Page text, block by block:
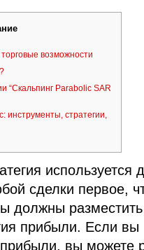
возможности
“Скальпинг Parabolic SAR
инструменты, стратегии,
используется
сделки первое,
должны
прибыли. Если вы
вы можете